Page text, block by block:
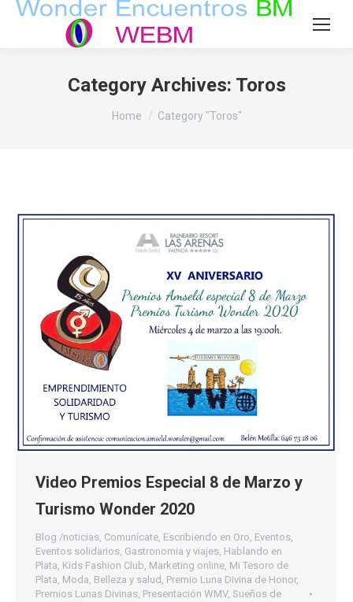
Category Archives: Toros
You are here:
Home Category "Toros"
Video Premios Especial 8 de Marzo y
Turismo Wonder 2020
Blog /noticias Comunícate Escribiendo en Oro Eventos
Eventos solidarios Gastronomia y viajes Hablando en
Plata Kids Fashion Club Marketing online Mi Tesoro de
Plata Moda, Belleza y salud Premio Luna Divina de Honor,
Premios Lunas Divinas Presentación WMV, Sueños de